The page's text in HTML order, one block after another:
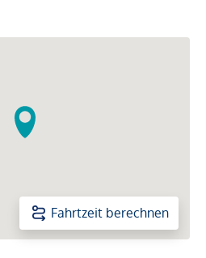
Fahrtzeit berechnen